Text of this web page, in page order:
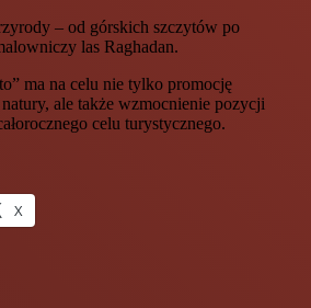
– od górskich szczytów po
las Raghadan.
ma na celu nie tylko promocję
ale także wzmocnienie pozycji
celu turystycznego.
X